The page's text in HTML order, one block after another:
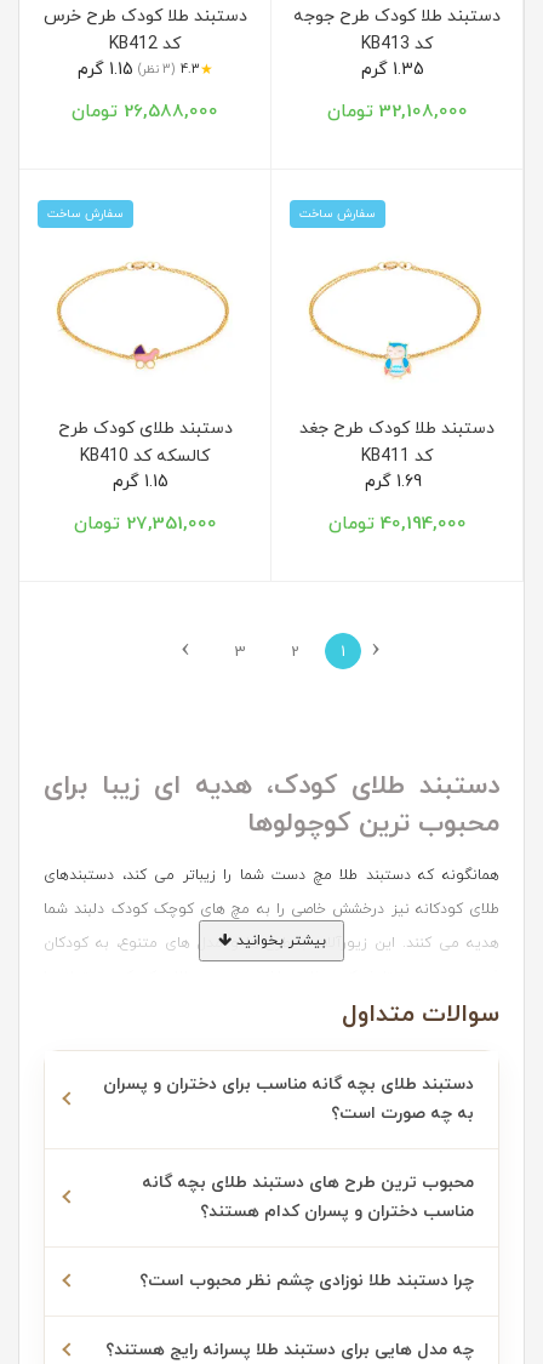
دستبند طلا کودک طرح جوجه
کد KB413
32,108,000 تومان
دستبند طلا کودک طرح خرس
کد KB412
★
4.3 (3 نظر)
26,588,000 تومان
سفارش ساخت
دستبند طلا کودک طرح جغد
کد KB411
1.69 گرم
40,194,000 تومان
سفارش ساخت
دستبند طلای کودک طرح
کالسکه کد KB410
27,351,000 تومان
‹
1
2
3
›
دستبند طلای کودک، هدیه ای زیبا برای
محبوب ترین کوچولوها
همانگونه که دستبند طلا مچ دست شما را زیباتر می کند، دستبندهای
طلای کودکانه نیز درخشش خاصی را به مچ های کوچک کودک دلبند شما
هدیه می کنند. این زیورآلات با طرح ها و مدل های متنوع، به کودکان
سایر زیورآلات مانند گوشواره یا گردنبند ترکیب شود تا جلوه ای هماهنگ و
علاوه بر این، طلای کودک یکی از زیباترین و خاص ترین هدایایی است که
می توانید به کوچولوی محبوب زندگی تان تقدیم کنید. شما با انتخاب یک
دستبند طلای کودک، هدیه ای از جنس عشق و ماندگاری به فرزند دلبندتان
می دهید که همیشه یادآور لحظات شیرین کودکی اش خواهد بود.
3 نوع سبک طراحی دستبند طلا بچه گانه
بیشتر بخوانید
سوالات متداول
دستبند طلای بچه گانه مناسب برای دختران و پسران
به چه صورت است؟
محبوب ترین طرح های دستبند طلای بچه گانه
مناسب دختران و پسران کدام هستند؟
چرا دستبند طلا نوزادی چشم نظر محبوب است؟
چه مدل هایی برای دستبند طلا پسرانه رایج هستند؟